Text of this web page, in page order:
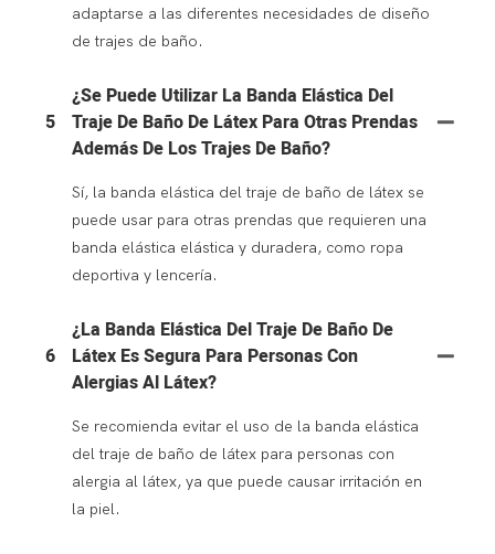
adaptarse a las diferentes necesidades de diseño
de trajes de baño.
5
¿Se Puede Utilizar La Banda Elástica Del
Traje De Baño De Látex Para Otras Prendas
Además De Los Trajes De Baño?
Sí, la banda elástica del traje de baño de látex se
puede usar para otras prendas que requieren una
banda elástica elástica y duradera, como ropa
deportiva y lencería.
6
¿La Banda Elástica Del Traje De Baño De
Látex Es Segura Para Personas Con
Alergias Al Látex?
Se recomienda evitar el uso de la banda elástica
del traje de baño de látex para personas con
alergia al látex, ya que puede causar irritación en
la piel.